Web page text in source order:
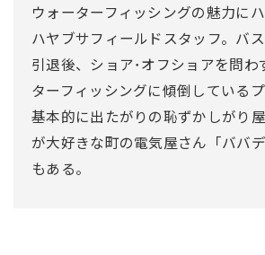
ウォーターフィッシングの魅力に
ハヤブサフィールドスタッフ。バ
引退後、ショア･オフショアを問わ
ターフィッシングに傾倒しているプ
基本的に出たがりの恥ずかしがり
が大好きな町の電気屋さん「ババ
もある。